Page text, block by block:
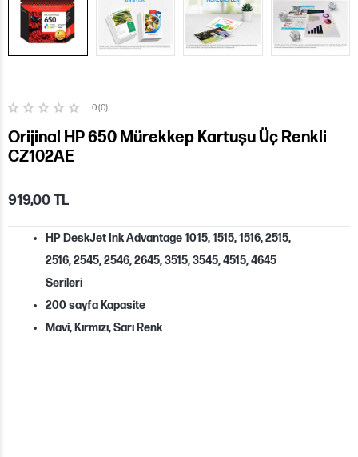
0 (0)
Orijinal HP 650 Mürekkep Kartuşu Üç Renkli
CZ102AE
919,00 TL
HP DeskJet Ink Advantage 1015, 1515, 1516, 2515,
2516, 2545, 2546, 2645, 3515, 3545, 4515, 4645
Serileri
200 sayfa Kapasite
Mavi, Kırmızı, Sarı Renk